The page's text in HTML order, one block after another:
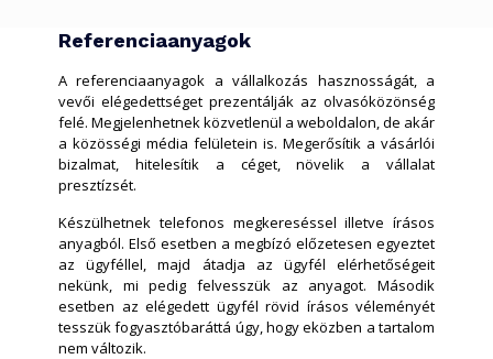
Referenciaanyagok
A referenciaanyagok a vállalkozás hasznosságát, a
vevői elégedettséget prezentálják az olvasóközönség
felé. Megjelenhetnek közvetlenül a weboldalon, de akár
a közösségi média felületein is. Megerősítik a vásárlói
bizalmat, hitelesítik a céget, növelik a vállalat
presztízsét.
Készülhetnek telefonos megkereséssel illetve írásos
anyagból. Első esetben a megbízó előzetesen egyeztet
az ügyféllel, majd átadja az ügyfél elérhetőségeit
nekünk, mi pedig felvesszük az anyagot. Második
esetben az elégedett ügyfél rövid írásos véleményét
tesszük fogyasztóbaráttá úgy, hogy eközben a tartalom
nem változik.